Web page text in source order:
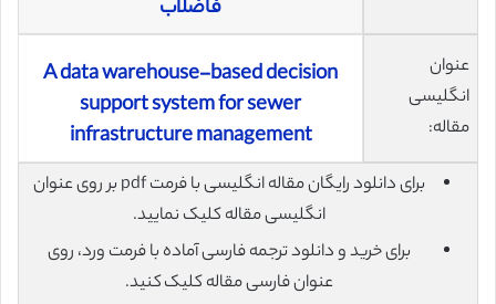
فاضلاب
عنوان
انگلیسی
مقاله:
A data warehouse-based decision
support system for sewer
infrastructure management
برای دانلود رایگان مقاله انگلیسی با فرمت pdf بر روی عنوان
انگلیسی مقاله کلیک نمایید.
برای خرید و دانلود ترجمه فارسی آماده با فرمت ورد، روی
عنوان فارسی مقاله کلیک کنید.